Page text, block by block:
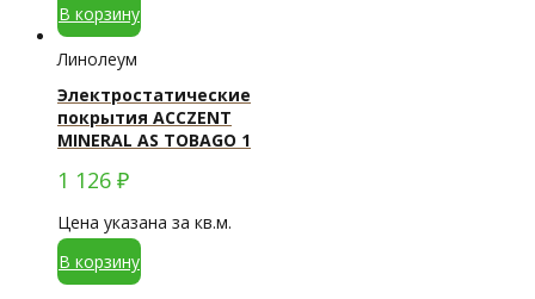
В корзину
Линолеум
Электростатические
покрытия ACCZENT
MINERAL AS TOBAGO 1
1 126 ₽
Цена указана за кв.м.
В корзину